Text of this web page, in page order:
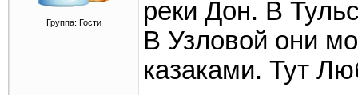
Группа: Гости
реки Дон. В
В Узловой они
казаками. Тут